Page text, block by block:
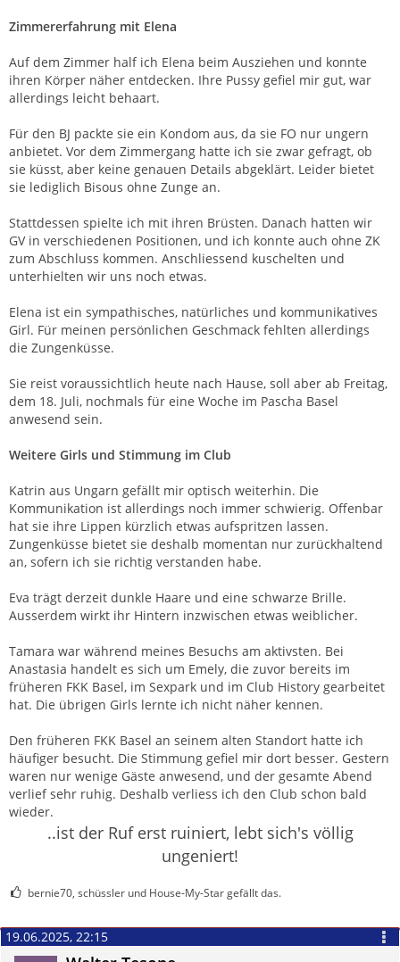
Zimmererfahrung mit Elena
Auf dem Zimmer half ich Elena beim Ausziehen und konnte
ihren Körper näher entdecken. Ihre Pussy gefiel mir gut, war
allerdings leicht behaart.
Für den BJ packte sie ein Kondom aus, da sie FO nur ungern
anbietet. Vor dem Zimmergang hatte ich sie zwar gefragt, ob
sie küsst, aber keine genauen Details abgeklärt. Leider bietet
sie lediglich Bisous ohne Zunge an.
Stattdessen spielte ich mit ihren Brüsten. Danach hatten wir
GV in verschiedenen Positionen, und ich konnte auch ohne ZK
zum Abschluss kommen. Anschliessend kuschelten und
unterhielten wir uns noch etwas.
Elena ist ein sympathisches, natürliches und kommunikatives
Girl. Für meinen persönlichen Geschmack fehlten allerdings
die Zungenküsse.
Sie reist voraussichtlich heute nach Hause, soll aber ab Freitag,
dem 18. Juli, nochmals für eine Woche im Pascha Basel
anwesend sein.
Weitere Girls und Stimmung im Club
Katrin aus Ungarn gefällt mir optisch weiterhin. Die
Kommunikation ist allerdings noch immer schwierig. Offenbar
hat sie ihre Lippen kürzlich etwas aufspritzen lassen.
Zungenküsse bietet sie deshalb momentan nur zurückhaltend
an, sofern ich sie richtig verstanden habe.
Eva trägt derzeit dunkle Haare und eine schwarze Brille.
Ausserdem wirkt ihr Hintern inzwischen etwas weiblicher.
Tamara war während meines Besuchs am aktivsten. Bei
Anastasia handelt es sich um Emely, die zuvor bereits im
früheren FKK Basel, im Sexpark und im Club History gearbeitet
hat. Die übrigen Girls lernte ich nicht näher kennen.
Den früheren FKK Basel an seinem alten Standort hatte ich
häufiger besucht. Die Stimmung gefiel mir dort besser. Gestern
waren nur wenige Gäste anwesend, und der gesamte Abend
verlief sehr ruhig. Deshalb verliess ich den Club schon bald
wieder.
..ist der Ruf erst ruiniert, lebt sich's völlig
ungeniert!
bernie70, schüssler und House-My-Star gefällt das.
19.06.2025, 22:15